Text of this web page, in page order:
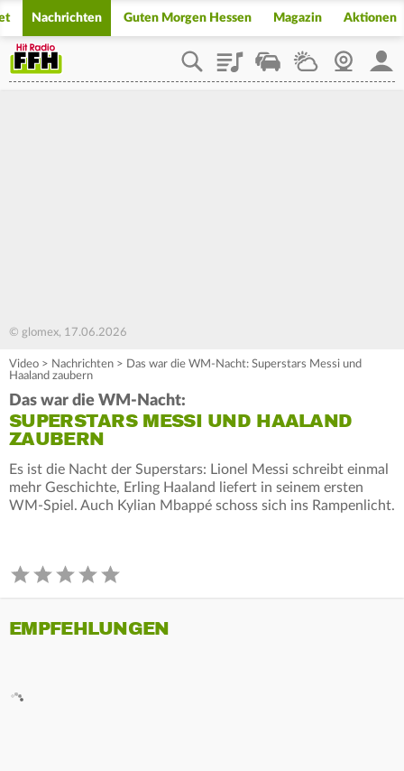
Nachrichten Guten Morgen Hessen Magazin Aktionen
PlaylistStaupilotWetterWebcam
© glomex, 17.06.2026
Video > Nachrichten > Das war die WM-Nacht: Superstars Messi und
Haaland zaubern
Das war die WM-Nacht:
SUPERSTARS MESSI UND HAALAND
ZAUBERN
Es ist die Nacht der Superstars: Lionel Messi schreibt einmal
mehr Geschichte, Erling Haaland liefert in seinem ersten
WM-Spiel. Auch Kylian Mbappé schoss sich ins Rampenlicht.
EMPFEHLUNGEN